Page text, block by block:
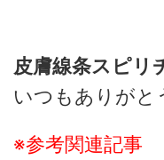
皮膚線条スピリ
いつもありがと
※参考関連記事